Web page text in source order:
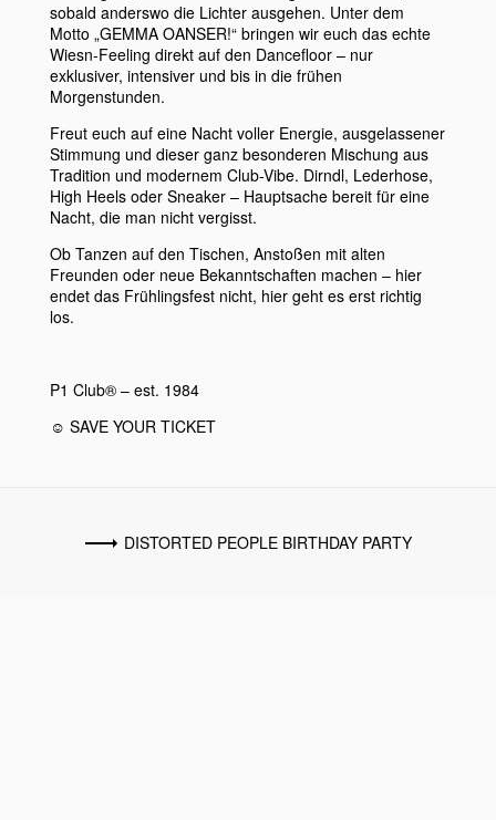
sobald anderswo die Lichter ausgehen. Unter dem
Motto „GEMMA OANSER!“bringen wir euch das echte
Wiesn-Feeling direkt auf den Dancefloor – nur
exklusiver, intensiver und bis in die frühen
Morgenstunden.
Freut euch auf eine Nacht voller Energie, ausgelassener
Stimmung und dieser ganz besonderen Mischung aus
Tradition und modernem Club-Vibe. Dirndl, Lederhose,
High Heels oder Sneaker – Hauptsache bereit für eine
Nacht, die man nicht vergisst.
Ob Tanzen auf den Tischen, Anstoßen mit alten
Freunden oder neue Bekanntschaften machen – hier
endet das Frühlingsfest nicht, hier geht es erst richtig
los.
P1 Club® – est. 1984
☺ SAVE YOUR TICKET
DISTORTED PEOPLE BIRTHDAY PARTY